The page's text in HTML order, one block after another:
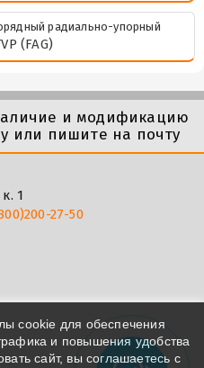
радиально-упорный
(FAG)
и модификацию
или пишите на почту
1
27-50
cookie для обеспечения
и повышения удобства
сайт, вы соглашаетесь с